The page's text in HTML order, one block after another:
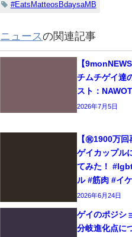
#EatsMatteosBdaysaMB
ニュースの関連記事
【
チムチゲイ達
スト：
2026年7月5日
【㊗️1900万
ゲイカップル
てみた！
ル #筋肉 #イ
2026年6月24日
ゲイのポジシ
分岐進化点に